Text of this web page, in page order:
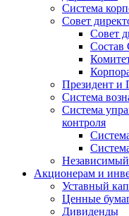
Система
Совет
Совет
Состав
Президент и
Система
Система
контроля
Независимый
Акционерам и
Уставный
Ценные
Дивиденды